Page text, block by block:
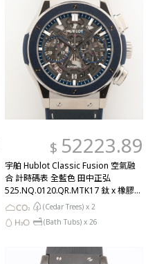
$ 52223.89
宇舶 Hublot Classic Fusion 空氣融
合 計時碼表 全藍色 田中正弘
525.NQ.0120.QR.MTK17 鈦 x 橡膠
AT 骨架錶盤 一個等級
(Cedar Trees) x 2
(Bath Tubs) x 26